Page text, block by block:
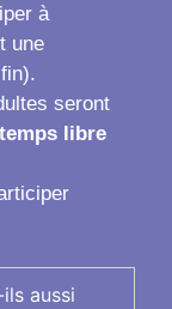
à
une
seront
temps libre
aussi